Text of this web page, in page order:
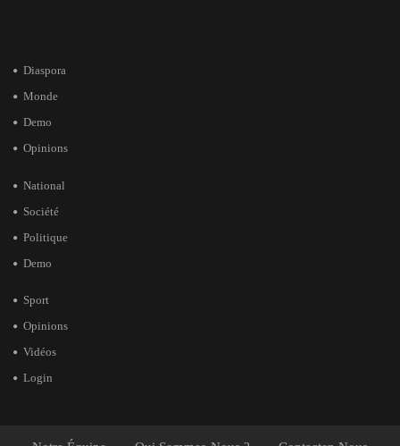
Diaspora
Monde
Demo
Opinions
National
Société
Politique
Demo
Sport
Opinions
Vidéos
Login